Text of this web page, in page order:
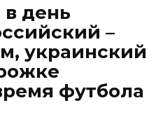
день
–
украинский
футбола